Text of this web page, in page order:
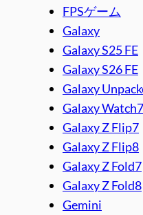
FPSゲーム
Galaxy
Galaxy S25 FE
Galaxy S26 FE
Galaxy
Galaxy Watch7
Galaxy Z Flip7
Galaxy Z Flip8
Galaxy Z Fold7
Galaxy Z Fold8
Gemini